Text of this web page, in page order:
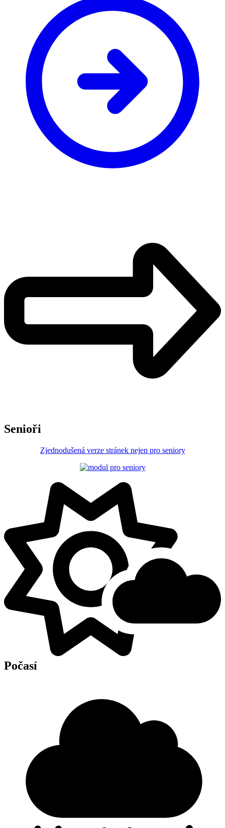
Senioři
Zjednodušená verze stránek nejen pro seniory
Počasí